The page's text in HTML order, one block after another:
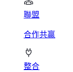
聯盟
合作共贏
整合